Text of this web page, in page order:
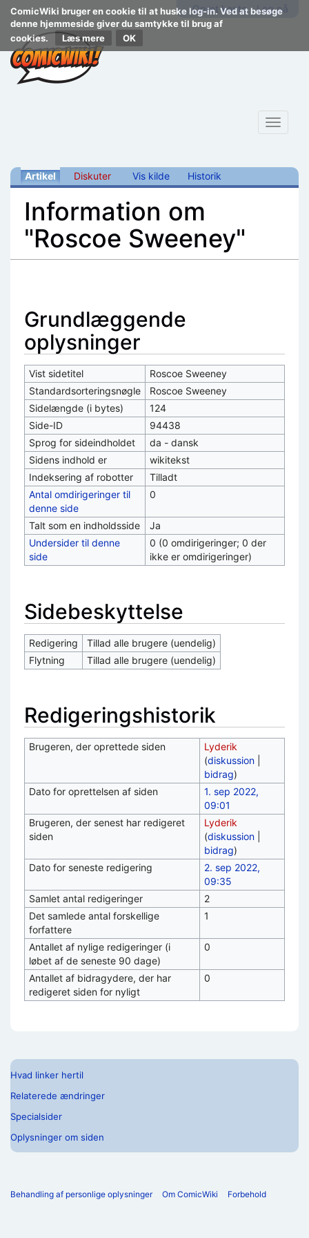
ComicWiki bruger en cookie til at huske log-in. Ved at besøge
denne hjemmeside giver du samtykke til brug af
cookies.
Læs mere
Opret konto Log på
Toggle
Artikel Diskuter Vis kilde Historik
Information om
"Roscoe Sweeney"
Grundlæggende
oplysninger
Vist sidetitel
Roscoe Sweeney
Standardsorteringsnøgle
Roscoe Sweeney
Sidelængde (i bytes)
124
Side-ID
94438
Sprog for sideindholdet
da - dansk
Sidens indhold er
wikitekst
Indeksering af robotter
Tilladt
Antal omdirigeringer til
denne side
0
Talt som en indholdsside
Ja
Undersider til denne
side
0 (0 omdirigeringer; 0 der
ikke er omdirigeringer)
Sidebeskyttelse
Redigering
Tillad alle brugere (uendelig)
Flytning
Tillad alle brugere (uendelig)
Redigeringshistorik
Brugeren, der oprettede siden
Lyderik
(diskussion|
bidrag)
Dato for oprettelsen af siden
1. sep 2022,
09:01
Brugeren, der senest har redigeret
siden
Lyderik
(diskussion|
bidrag)
Dato for seneste redigering
2. sep 2022,
09:35
Samlet antal redigeringer
2
Det samlede antal forskellige
forfattere
1
Antallet af nylige redigeringer (i
løbet af de seneste 90 dage)
0
Antallet af bidragydere, der har
redigeret siden for nyligt
0
Hvad linker hertil
Relaterede ændringer
Specialsider
Oplysninger om siden
Behandling af personlige oplysninger Om ComicWiki Forbehold